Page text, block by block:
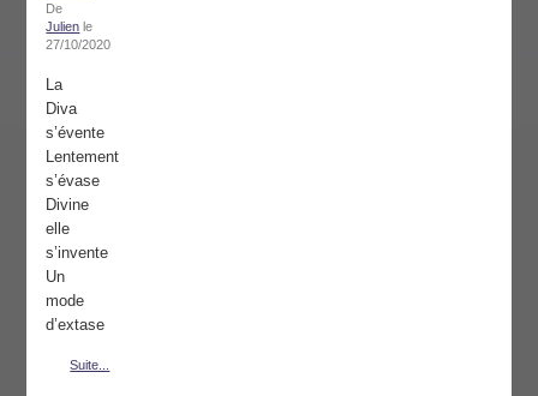
De
Julien le
27/10/2020
La
Diva
s’évente
Lentement
s’évase
Divine
elle
s’invente
Un
mode
d’extase
Suite...